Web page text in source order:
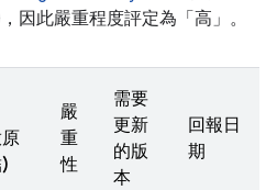
因此嚴重程度評定為「高」。
嚴
重
性
需要
更新
的版
本
回報日
期